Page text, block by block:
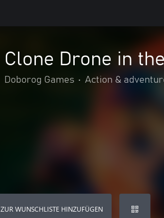
Clone Drone in
Doborog Games • Action &
ZUR WUNSCHLISTE HINZUFÜGEN